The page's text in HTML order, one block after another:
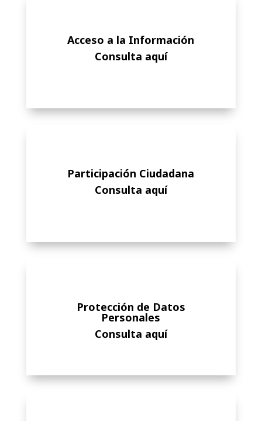
Acceso a la Información
Consulta aquí
Participación Ciudadana
Consulta aquí
Protección de Datos
Personales
Consulta aquí